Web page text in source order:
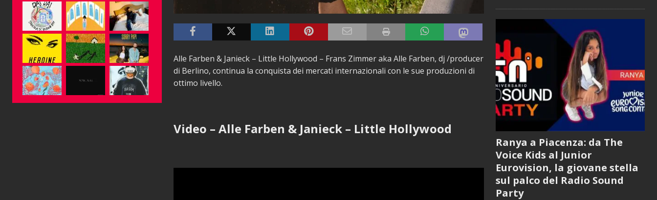
Alle Farben & Janieck – Little Hollywood – Frans Zimmer aka Alle Farben, dj /producer
di Berlino, continua la conquista dei mercati internazionali con le sue produzioni di
ottimo livello.
Video – Alle Farben & Janieck – Little Hollywood
Ranya a Piacenza: da The
Voice Kids al Junior
Eurovision, la giovane stella
sul palco del Radio Sound
Party